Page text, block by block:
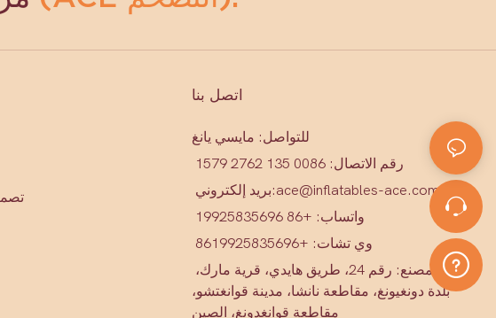
اتصل بنا
للتواصل: مايسي يانغ
رقم الاتصال: 0086 135 2762 1579
بريد إلكتروني:ace@inflatables-ace.com
واتساب: +86 19925835696
وي تشات: +8619925835696
بلدة دونغيونغ، مقاطعة نانشا، مدينة قوانغتشو،
مقاطعة قوانغدونغ، الصين